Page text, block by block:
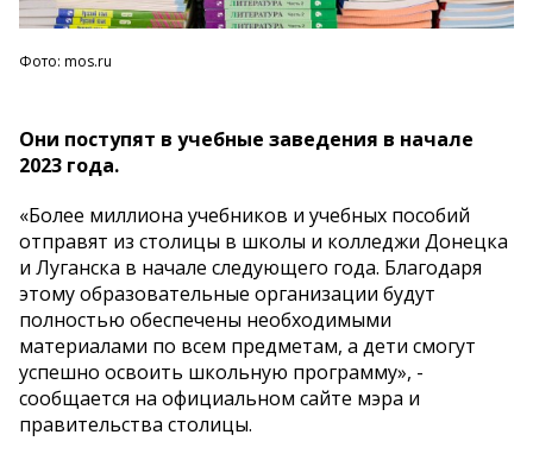
Фото: mos.ru
Они поступят в учебные заведения в начале
2023 года.
«Более миллиона учебников и учебных пособий
отправят из столицы в школы и колледжи Донецка
и Луганска в начале следующего года. Благодаря
этому образовательные организации будут
полностью обеспечены необходимыми
материалами по всем предметам, а дети смогут
успешно освоить школьную программу», -
сообщается на официальном сайте мэра и
правительства столицы.